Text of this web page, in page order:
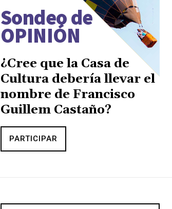
Sondeo de
OPINIÓN
¿Cree que la Casa de
Cultura debería llevar el
nombre de Francisco
Guillem Castaño?
PARTICIPAR